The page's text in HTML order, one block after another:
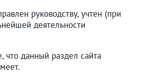
руководству, учтен (при
деятельности
данный раздел сайта